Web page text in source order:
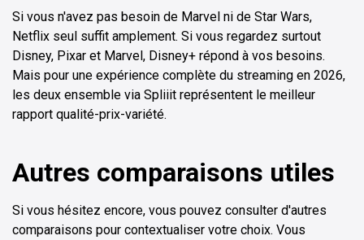
Si vous n'avez pas besoin de Marvel ni de Star Wars,
Netflix seul suffit amplement. Si vous regardez surtout
Disney, Pixar et Marvel, Disney+ répond à vos besoins.
Mais pour une expérience complète du streaming en 2026,
les deux ensemble via Spliiit représentent le meilleur
rapport qualité-prix-variété.
Autres comparaisons utiles
Si vous hésitez encore, vous pouvez consulter d'autres
comparaisons pour contextualiser votre choix. Vous